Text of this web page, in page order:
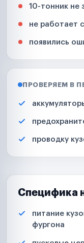
10-тонник не
не работает
появились
ПРОВЕРЯЕМ В
проводку
Специфика
питание
фургона